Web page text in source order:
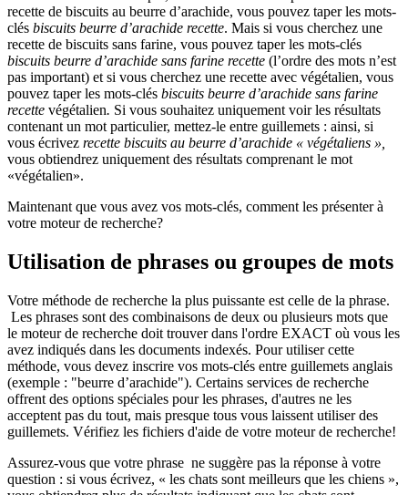
recette de biscuits au beurre d’arachide, vous pouvez taper les mots-
clés biscuits beurre d’arachide recette. Mais si vous cherchez une
recette de biscuits sans farine, vous pouvez taper les mots-clés
biscuits beurre d’arachide sans farine recette (l’ordre des mots n’est
pas important) et si vous cherchez une recette avec végétalien, vous
pouvez taper les mots-clés biscuits beurre d’arachide sans farine
recette végétalien. Si vous souhaitez uniquement voir les résultats
contenant un mot particulier, mettez-le entre guillemets : ainsi, si
vous écrivez recette biscuits au beurre d’arachide « végétaliens »,
vous obtiendrez uniquement des résultats comprenant le mot
«végétalien».
Maintenant que vous avez vos mots-clés, comment les présenter à
votre moteur de recherche?
Utilisation de phrases ou groupes de mots
Votre méthode de recherche la plus puissante est celle de la phrase.
Les phrases sont des combinaisons de deux ou plusieurs mots que
le moteur de recherche doit trouver dans l'ordre EXACT où vous les
avez indiqués dans les documents indexés. Pour utiliser cette
méthode, vous devez inscrire vos mots-clés entre guillemets anglais
(exemple : "beurre d’arachide"). Certains services de recherche
offrent des options spéciales pour les phrases, d'autres ne les
acceptent pas du tout, mais presque tous vous laissent utiliser des
guillemets. Vérifiez les fichiers d'aide de votre moteur de recherche!
Assurez-vous que votre phrase ne suggère pas la réponse à votre
question : si vous écrivez, « les chats sont meilleurs que les chiens »,